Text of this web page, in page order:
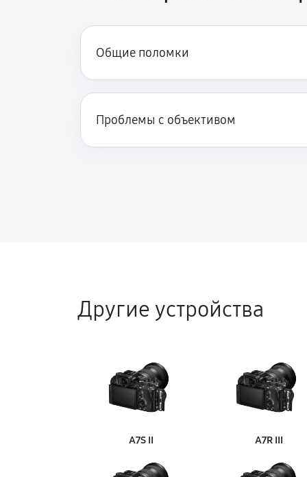
Общие поломки
Проблемы с объективом
Другие устройства
A7S II A7R III